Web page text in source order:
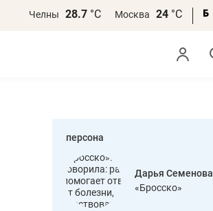
Челны 28.7 °С Москва 24 °С
персона
Дарья Семенова
«Бросско»